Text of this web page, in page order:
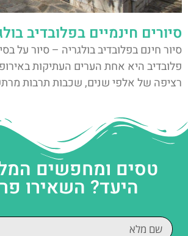
סיורים חינמיים בפלובדיב
סיור חינם בפלובדיב בולגריה – סיור על
פלובדיב היא אחת הערים העתיקות
רציפה של אלפי שנים, שכבות תרבות
טסים ומחפשים
היעד? השאירו